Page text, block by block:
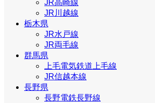
JR高崎線
JR川越線
栃木県
JR水戸線
JR両毛線
群馬県
上毛電気鉄道上毛線
JR信越本線
長野県
長野電鉄長野線